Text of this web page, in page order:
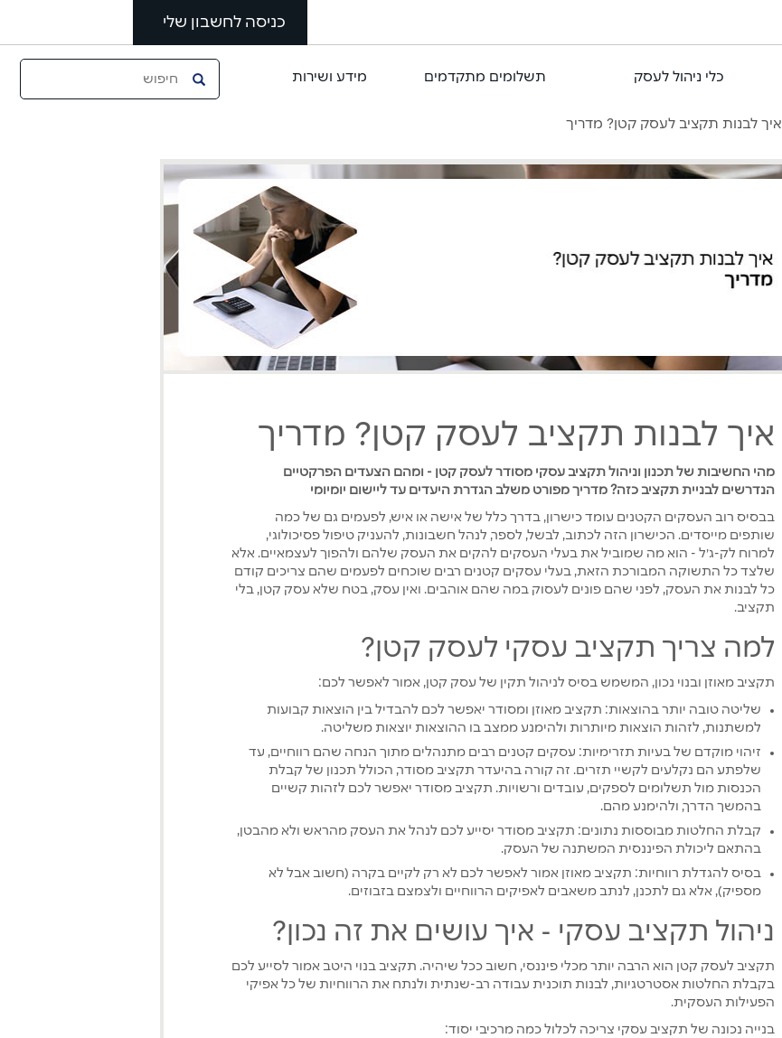
כניסה לחשבון שלי
כלי ניהול לעסק תשלומים מתקדמים מידע ושירות
איך לבנות תקציב לעסק קטן? מדריך
איך לבנות תקציב לעסק קטן? מדריך
מהי החשיבות של תכנון וניהול תקציב עסקי מסודר לעסק קטן - ומהם הצעדים הפרקטיים
הנדרשים לבניית תקציב כזה? מדריך מפורט משלב הגדרת היעדים עד ליישום יומיומי
בבסיס רוב העסקים הקטנים עומד כישרון, בדרך כלל של אישה או איש, לפעמים גם של כמה
שותפים מייסדים. הכישרון הזה לכתוב, לבשל, לספר, לנהל חשבונות, להעניק טיפול פסיכולוגי,
למרוח לק-ג׳ל - הוא מה שמוביל את בעלי העסקים להקים את העסק שלהם ולהפוך לעצמאיים. אלא
שלצד כל התשוקה המבורכת הזאת, בעלי עסקים קטנים רבים שוכחים לפעמים שהם צריכים קודם
כל לבנות את העסק, לפני שהם פונים לעסוק במה שהם אוהבים. ואין עסק, בטח שלא עסק קטן, בלי
תקציב.
למה צריך תקציב עסקי לעסק קטן?
תקציב מאוזן ובנוי נכון, המשמש בסיס לניהול תקין של עסק קטן, אמור לאפשר לכם:
שליטה טובה יותר בהוצאות: תקציב מאוזן ומסודר יאפשר לכם להבדיל בין הוצאות קבועות
למשתנות, לזהות הוצאות מיותרות ולהימנע ממצב בו ההוצאות יוצאות משליטה.
זיהוי מוקדם של בעיות תזרימיות: עסקים קטנים רבים מתנהלים מתוך הנחה שהם רווחיים, עד
שלפתע הם נקלעים לקשיי תזרים. זה קורה בהיעדר תקציב מסודר, הכולל תכנון של קבלת
הכנסות מול תשלומים לספקים, עובדים ורשויות. תקציב מסודר יאפשר לכם לזהות קשיים
בהמשך הדרך, ולהימנע מהם.
קבלת החלטות מבוססות נתונים: תקציב מסודר יסייע לכם לנהל את העסק מהראש ולא מהבטן,
בהתאם ליכולת הפיננסית המשתנה של העסק.
בסיס להגדלת רווחיות: תקציב מאוזן אמור לאפשר לכם לא רק לקיים בקרה (חשוב אבל לא
מספיק), אלא גם לתכנן, לנתב משאבים לאפיקים הרווחיים ולצמצם בזבוזים.
ניהול תקציב עסקי - איך עושים את זה נכון?
תקציב לעסק קטן הוא הרבה יותר מכלי פיננסי, חשוב ככל שיהיה. תקציב בנוי היטב אמור לסייע לכם
בקבלת החלטות אסטרטגיות, לבנות תוכנית עבודה רב-שנתית ולנתח את הרווחיות של כל אפיקי
הפעילות העסקית.
בנייה נכונה של תקציב עסקי צריכה לכלול כמה מרכיבי יסוד: